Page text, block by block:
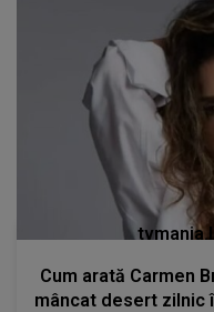
Cum arată Carmen
mâncat desert zilnic